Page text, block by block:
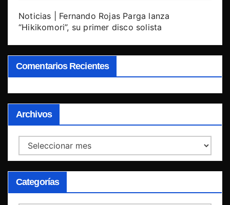
Noticias | Fernando Rojas Parga lanza
“Hikikomori”, su primer disco solista
Comentarios Recientes
Archivos
Archivos
Categorías